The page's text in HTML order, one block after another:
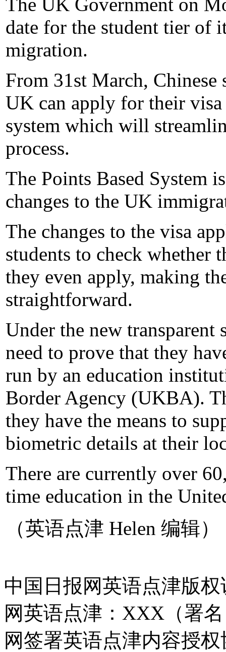
The UK Government on
date for the student tier of
migration.
From 31st March,
UK can apply for their
system which will
process.
The Points Based System
changes to the UK
The changes to the visa
students to check whether
they even apply, making
straightforward.
Under the new transparent
need to prove that they
run by an education
Border Agency (UKBA).
they have the means to
biometric details at their
There are currently over
time education in the
（英语点津 Helen 编辑）
中国日报网英语点津版
网英语点津：XXX（署
网签署英语点津内容授